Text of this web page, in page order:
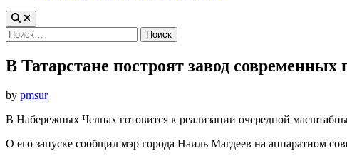
Найти:
В Татарстане построят завод
by pmsur
В Набережных Челнах готовится к реализации очередной
О его запуске сообщил мэр города Наиль Магдеев на аппаратном